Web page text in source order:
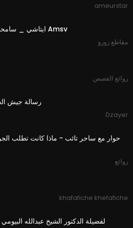
ameurstar
ايتاشي _ سامحني يا اخي مؤثر جداً لا يفوتكم Amsv
مقاطع زورو
روائع القصص
رسالة جيش
Dzayer
حوار مع ساحر تائب - ماذا كانت تطلب
روائع
khafafiche khefafiche
لفضيلة الدكتور الشيخ عبدالله